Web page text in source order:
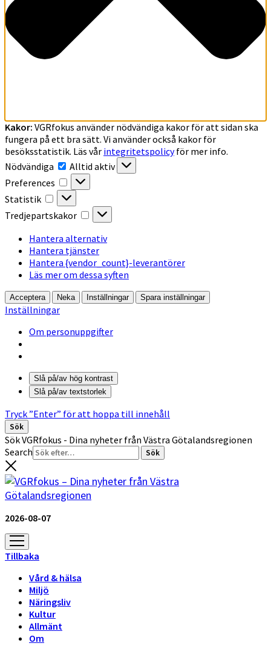
Kakor: VGRfokus använder nödvändiga kakor för att sidan ska
fungera på ett bra sätt. Vi använder också kakor för
besöksstatistik. Läs vår integritetspolicyför mer info.
Nödvändiga
Nödvändiga
Alltid aktiv
Preferences
Preferences
Statistik
Statistik
Tredjepartskakor
Tredjepartskakor
Hantera alternativ
Hantera tjänster
Hantera {vendor_count}-leverantörer
Läs mer om dessa syften
Acceptera Neka Inställningar Spara inställningar
Inställningar
Om personuppgifter
Slå på/av hög kontrast
Slå på/av textstorlek
Tryck ”Enter” för att hoppa till innehåll
Sök
Sök VGRfokus - Dina nyheter från Västra Götalandsregionen
Search
2026-08-07
öppna
meny
Tillbaka
Vård & hälsa
Miljö
Näringsliv
Kultur
Allmänt
Om